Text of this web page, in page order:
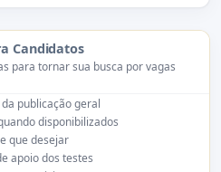
Candidatos
para tornar sua busca por vagas
publicação geral
disponibilizados
que desejar
apoio dos testes